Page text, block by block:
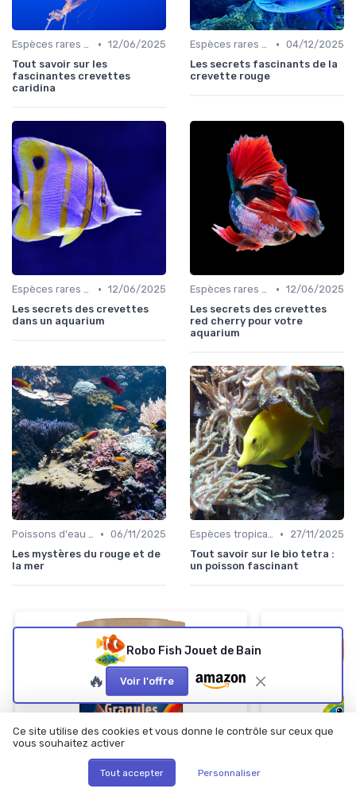
Espèces rares et exotiques • 12/06/2025
Tout savoir sur les
fascinantes crevettes
caridina
Espèces rares et exotiques • 04/12/2025
Les secrets fascinants de la
crevette rouge
Espèces rares et exotiques • 12/06/2025
Les secrets des crevettes
dans un aquarium
Espèces rares et exotiques • 12/06/2025
Les secrets des crevettes
red cherry pour votre
aquarium
Poissons d'eau salée • 06/11/2025
Les mystères du rouge et de
la mer
Espèces tropicales •
27/11/2025
Tout savoir sur le bio tetra :
un poisson fascinant
Robo Fish Jouet de Bain
🔥 Voir l'offre
Ce site utilise des cookies et vous donne le contrôle sur ceux que
vous souhaitez activer
Tout accepter Personnaliser